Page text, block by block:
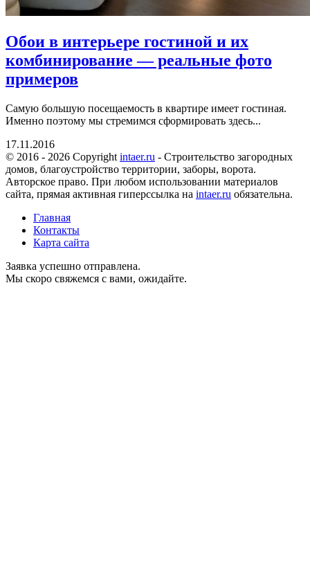
Обои в интерьере гостиной и их
комбинирование — реальные фото
примеров
Самую большую посещаемость в квартире имеет гостиная.
Именно поэтому мы стремимся сформировать здесь...
17.11.2016
© 2016 - 2026 Copyright intaer.ru - Cтроительство загородных
домов, благоустройство территории, заборы, ворота.
Авторское право. При любом использовании материалов
сайта, прямая активная гиперссылка на intaer.ru обязательна.
Главная
Контакты
Карта сайта
Заявка успешно отправлена.
Мы скоро свяжемся с вами, ожидайте.